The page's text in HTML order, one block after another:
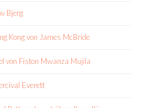
Bjerg
Kong von James McBride
von Fiston Mwanza Mujila
Everett